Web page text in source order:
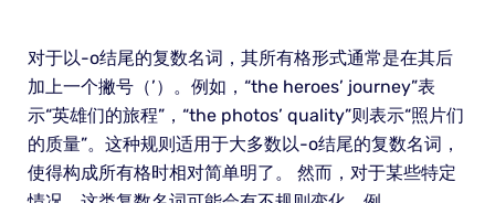
对于以-o结尾的复数名词，其所有格形式通常是在其后
加上一个撇号（’）。例如，“the heroes’ journey”表
示“英雄们的旅程”，“the photos’ quality”则表示“照片们
的质量”。这种规则适用于大多数以-o结尾的复数名词，
使得构成所有格时相对简单明了。 然而，对于某些特定